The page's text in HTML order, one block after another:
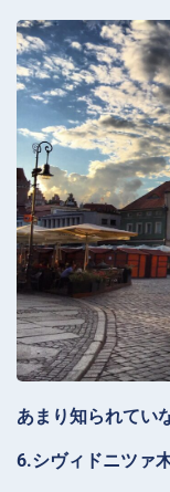
あまり知られてい
6.シヴィドニツァ